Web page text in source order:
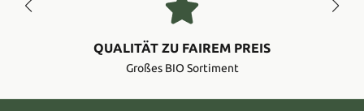
QUALITÄT ZU FAIREM PREIS
Großes BIO Sortiment